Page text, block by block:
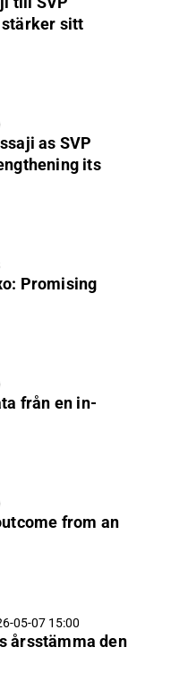
stärker sitt
as SVP
its
Promising
från en in-
from an
05-07 15:00
årsstämma den